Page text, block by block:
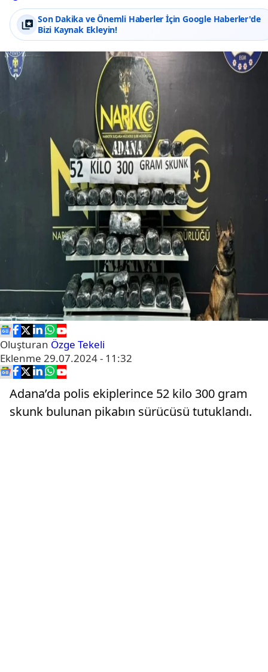
Son Dakika ve Önemli Haberler İçin Google Haberler'de
Bizi Kaynak Ekleyin!
Oluşturan Özge Tekeli
Eklenme 29.07.2024 - 11:32
Adana’da polis ekiplerince 52 kilo 300 gram
skunk bulunan pikabın sürücüsü tutuklandı.